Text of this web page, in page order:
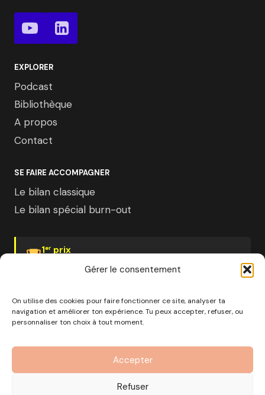
Gérer le consentement
On utilise des cookies pour faire fonctionner ce site, analyser ta
navigation et améliorer ton expérience. Tu peux accepter, refuser, ou
personnaliser ton choix à tout moment.
Accepter
Refuser
EXPLORER
Podcast
Bibliothèque
A propos
Contact
SE FAIRE ACCOMPAGNER
Le bilan classique
Le bilan spécial burn-out
1er prix
capital de 1000€ · RCS Marseille · SIRET
890 976 699 00037
OF n°93 13 18812 13 — Enregistré auprès du préfet de la
région Provence-Alpes-Côte d'Azur